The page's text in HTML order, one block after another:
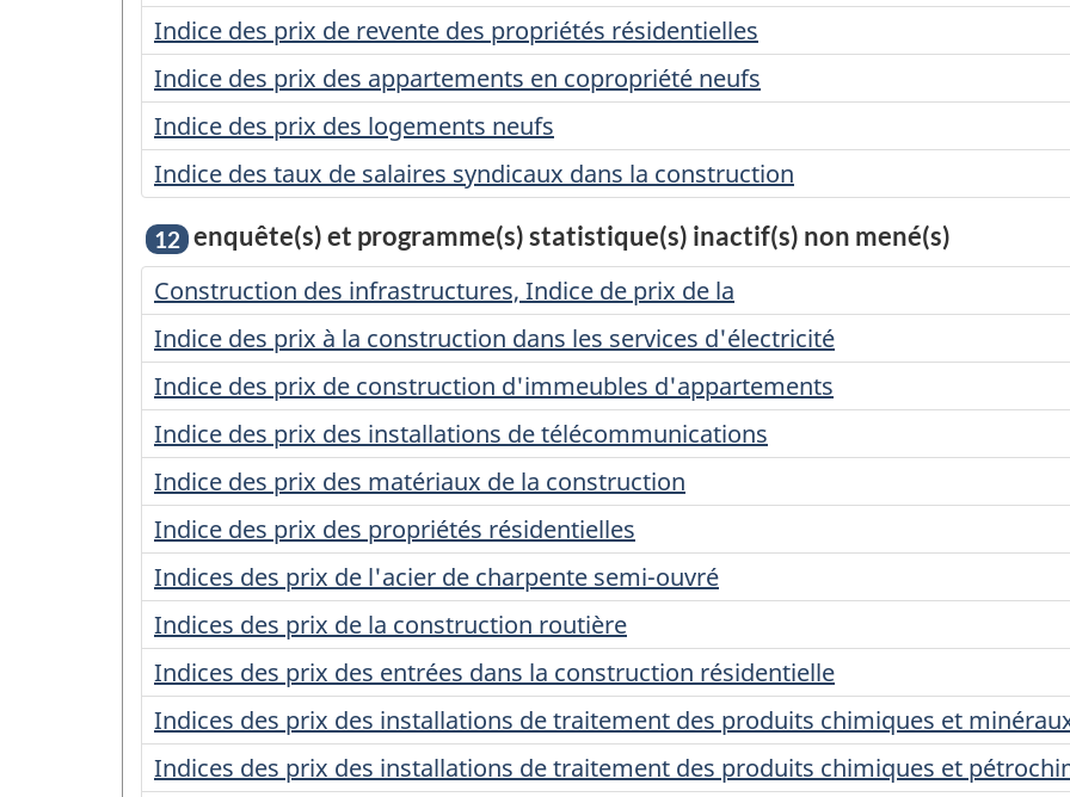
Indice des prix de revente des propriétés résidentielles
Indice des prix des appartements en copropriété neufs
Indice des prix des logements neufs
Indice des taux de salaires syndicaux dans la construction
12 enquête(s) et programme(s) statistique(s) inactif(s) non mené(s)
Construction des infrastructures, Indice de prix de la
Indice des prix à la construction dans les services d'électricité
Indice des prix de construction d'immeubles d'appartements
Indice des prix des installations de télécommunications
Indice des prix des matériaux de la construction
Indice des prix des propriétés résidentielles
Indices des prix de l'acier de charpente semi-ouvré
Indices des prix de la construction routière
Indices des prix des entrées dans la construction résidentielle
Indices des prix des installations de traitement des produits chimiques et
Indices des prix des installations de traitement des produits chimiques et